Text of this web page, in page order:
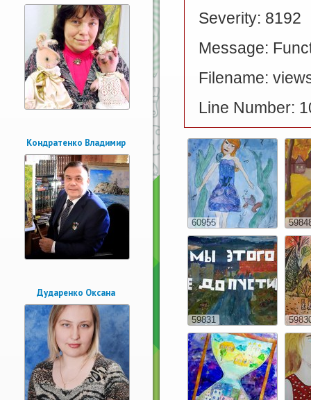
Кондратенко Владимир
Дударенко Оксана
Severity: 8192
Message:
Filename:
Line Number:
60955
59831